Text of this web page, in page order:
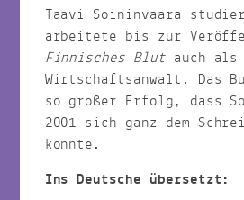
Taavi Soininvaara
arbeitete bis zur
Finnisches Blutauch als
Wirtschaftsanwalt. Das
so großer Erfolg, dass
2001 sich ganz dem
konnte.
Ins Deutsche übersetzt: